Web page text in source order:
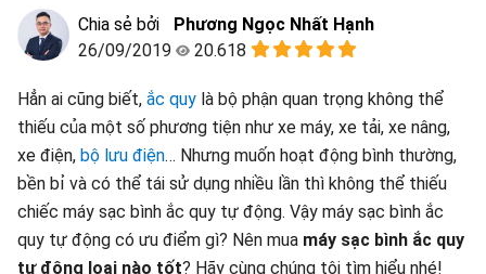
Phương Ngọc Nhất Hạnh
26/09/2019
20.618
Hẳn ai cũng biết, ắc quy là bộ phận quan trọng không thể
thiếu của một số phương tiện như xe máy, xe tải, xe nâng,
xe điện, bộ lưu điện… Nhưng muốn hoạt động bình thường,
bền bỉ và có thể tái sử dụng nhiều lần thì không thể thiếu
chiếc máy sạc bình ắc quy tự động. Vậy máy sạc bình ắc
quy tự động có ưu điểm gì? Nên mua máy sạc bình ắc quy
tự động loại nào tốt? Hãy cùng chúng tôi tìm hiểu nhé!